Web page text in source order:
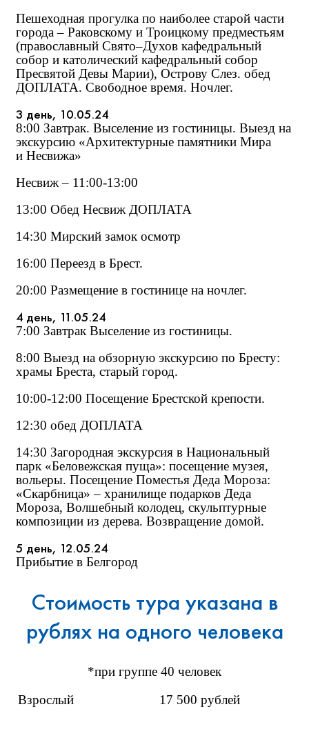
Пешеходная прогулка по наиболее старой части
города – Раковскому и Троицкому предместьям
(православный Свято–Духов кафедральный
собор и католический кафедральный собор
Пресвятой Девы Марии), Острову Слез. обед
ДОПЛАТА. Свободное время. Ночлег.
3 день, 10.05.24
8:00 Завтрак. Выселение из гостиницы. Выезд на
экскурсию «Архитектурные памятники Мира
и Несвижа»
Несвиж – 11:00-13:00
13:00 Обед Несвиж ДОПЛАТА
14:30 Мирский замок осмотр
16:00 Переезд в Брест.
20:00 Размещение в гостинице на ночлег.
4 день, 11.05.24
7:00 Завтрак Выселение из гостиницы.
8:00 Выезд на обзорную экскурсию по Бресту:
храмы Бреста, старый город.
10:00-12:00 Посещение Брестской крепости.
12:30 обед ДОПЛАТА
14:30 Загородная экскурсия в Национальный
парк «Беловежская пуща»: посещение музея,
вольеры. Посещение Поместья Деда Мороза:
«Скарбница» – хранилище подарков Деда
Мороза, Волшебный колодец, скульптурные
композиции из дерева. Возвращение домой.
5 день, 12.05.24
Прибытие в Белгород
Стоимость тура указана в
рублях на одного человека
*при группе 40 человек
Взрослый
17 500 рублей